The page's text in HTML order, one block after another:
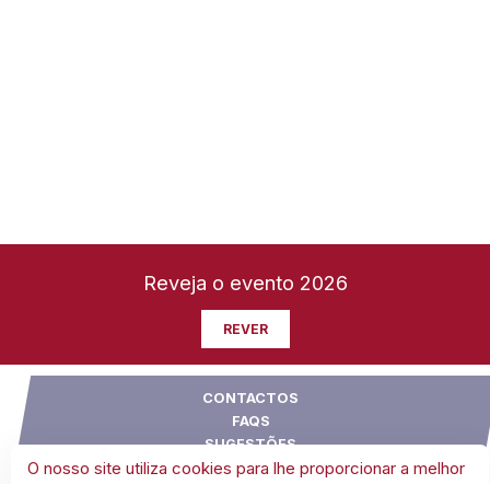
Reveja o evento 2026
REVER
CONTACTOS
FAQS
SUGESTÕES
CONDIÇÕES GERAIS DE VENDA
O nosso site utiliza cookies para lhe proporcionar a melhor